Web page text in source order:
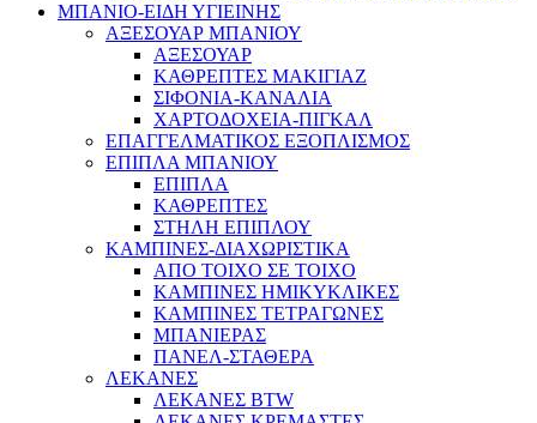
ΜΠΑΝΙΟ-ΕΙΔΗ ΥΓΙΕΙΝΗΣ
ΑΞΕΣΟΥΑΡ ΜΠΑΝΙΟΥ
ΑΞΕΣΟΥΑΡ
ΚΑΘΡΕΠΤΕΣ ΜΑΚΙΓΙΑΖ
ΣΙΦΟΝΙΑ-ΚΑΝΑΛΙΑ
ΧΑΡΤΟΔΟΧΕΙΑ-ΠΙΓΚΑΛ
ΕΠΑΓΓΕΛΜΑΤΙΚΟΣ ΕΞΟΠΛΙΣΜΟΣ
ΕΠΙΠΛΑ ΜΠΑΝΙΟΥ
ΕΠΙΠΛΑ
ΚΑΘΡΕΠΤΕΣ
ΣΤΗΛΗ ΕΠΙΠΛΟΥ
ΚΑΜΠΙΝΕΣ-ΔΙΑΧΩΡΙΣΤΙΚΑ
ΑΠΟ ΤΟΙΧΟ ΣΕ ΤΟΙΧΟ
ΚΑΜΠΙΝΕΣ ΗΜΙΚΥΚΛΙΚΕΣ
ΚΑΜΠΙΝΕΣ ΤΕΤΡΑΓΩΝΕΣ
ΜΠΑΝΙΕΡΑΣ
ΠΑΝΕΛ-ΣΤΑΘΕΡΑ
ΛΕΚΑΝΕΣ
ΛΕΚΑΝΕΣ BTW